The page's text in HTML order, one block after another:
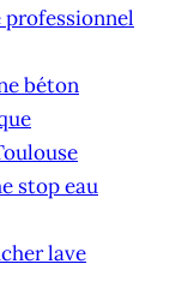
professionnel
béton
stop eau
lave